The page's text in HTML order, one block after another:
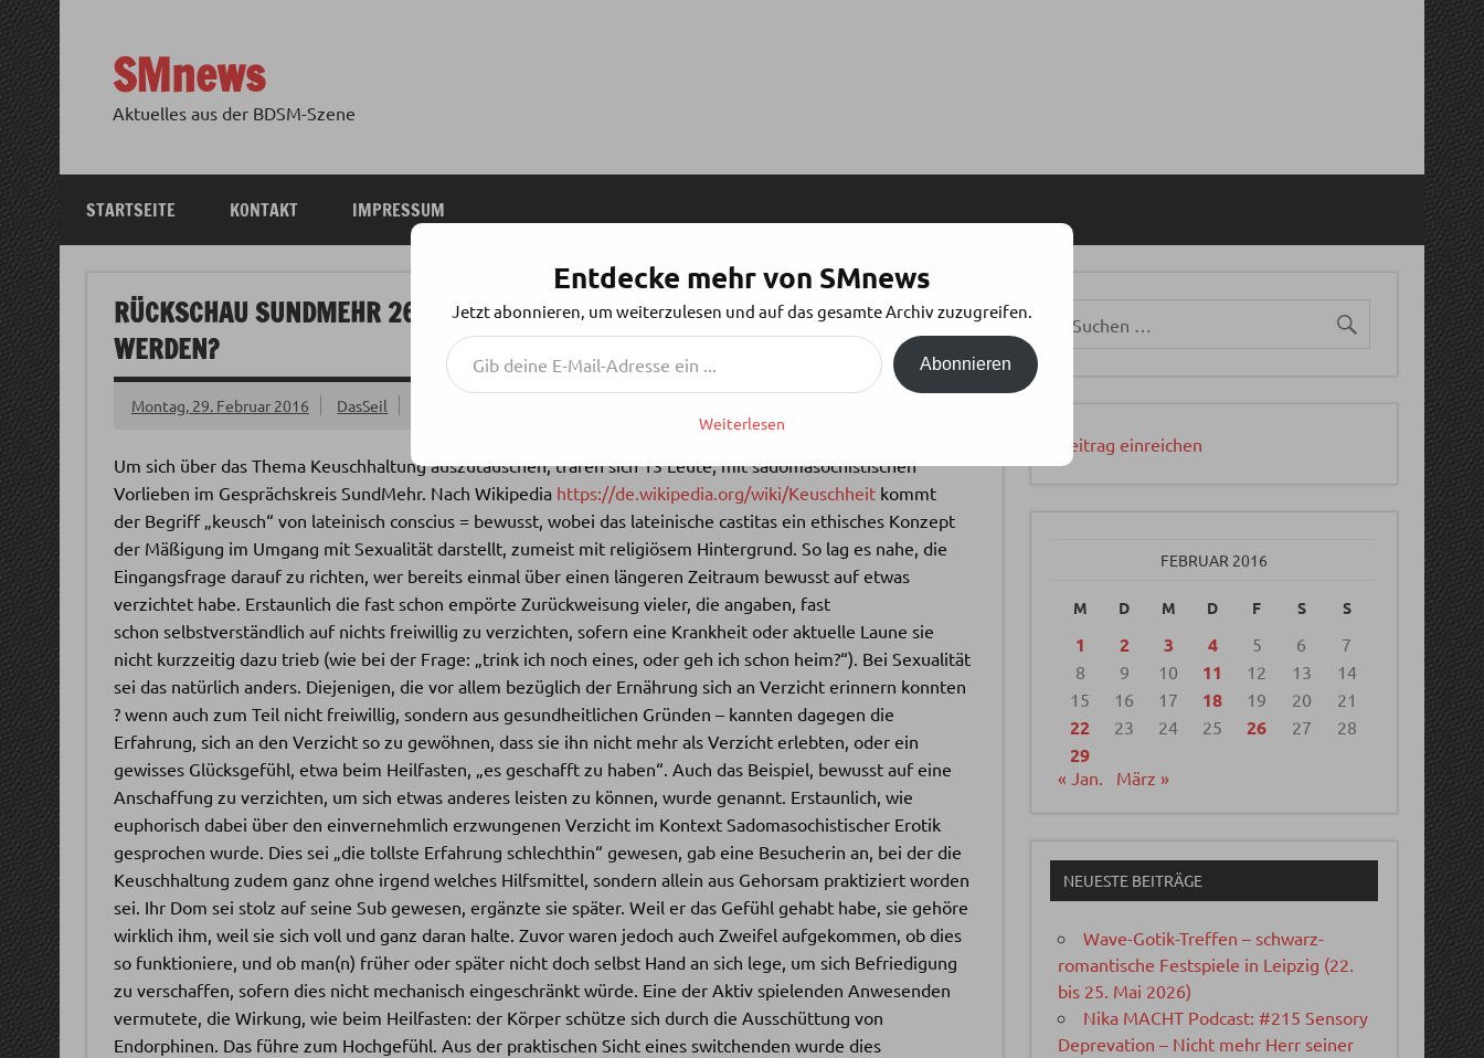
Zum
Inhalt
springen
SMnews
Aktuelles aus der BDSM-Szene
STARTSEITE KONTAKT IMPRESSUM
RÜCKSCHAU SUNDMEHR 26.02.16 – KEUSCHHALTUNG ODER -GEHALTEN
WERDEN?
Montag, 29. Februar 2016 DasSeil
Um sich über das Thema Keuschhaltung auszutauschen, trafen sich 13 Leute, mit sadomasochistischen
Vorlieben im Gesprächskreis SundMehr. Nach Wikipedia https://de.wikipedia.org/wiki/Keuschheitkommt
der Begriff „keusch“ von lateinisch conscius = bewusst, wobei das lateinische castitas ein ethisches Konzept
der Mäßigung im Umgang mit Sexualität darstellt, zumeist mit religiösem Hintergrund. So lag es nahe, die
Eingangsfrage darauf zu richten, wer bereits einmal über einen längeren Zeitraum bewusst auf etwas
verzichtet habe. Erstaunlich die fast schon empörte Zurückweisung vieler, die angaben, fast
schon selbstverständlich auf nichts freiwillig zu verzichten, sofern eine Krankheit oder aktuelle Laune sie
nicht kurzzeitig dazu trieb (wie bei der Frage: „trink ich noch eines, oder geh ich schon heim?“). Bei Sexualität
sei das natürlich anders. Diejenigen, die vor allem bezüglich der Ernährung sich an Verzicht erinnern konnten
? wenn auch zum Teil nicht freiwillig, sondern aus gesundheitlichen Gründen – kannten dagegen die
Erfahrung, sich an den Verzicht so zu gewöhnen, dass sie ihn nicht mehr als Verzicht erlebten, oder ein
gewisses Glücksgefühl, etwa beim Heilfasten, „es geschafft zu haben“. Auch das Beispiel, bewusst auf eine
Anschaffung zu verzichten, um sich etwas anderes leisten zu können, wurde genannt. Erstaunlich, wie
euphorisch dabei über den einvernehmlich erzwungenen Verzicht im Kontext Sadomasochistischer Erotik
gesprochen wurde. Dies sei „die tollste Erfahrung schlechthin“ gewesen, gab eine Besucherin an, bei der die
Keuschhaltung zudem ganz ohne irgend welches Hilfsmittel, sondern allein aus Gehorsam praktiziert worden
sei. Ihr Dom sei stolz auf seine Sub gewesen, ergänzte sie später. Weil er das Gefühl gehabt habe, sie gehöre
wirklich ihm, weil sie sich voll und ganz daran halte. Zuvor waren jedoch auch Zweifel aufgekommen, ob dies
so funktioniere, und ob man(n) früher oder später nicht doch selbst Hand an sich lege, um sich Befriedigung
zu verschaffen, sofern dies nicht mechanisch eingeschränkt würde. Eine der Aktiv spielenden Anwesenden
vermutete, die Wirkung, wie beim Heilfasten: der Körper schütze sich durch die Ausschüttung von
Endorphinen. Das führe zum Hochgefühl. Aus der praktischen Sicht eines switchenden wurde dies
Beitrag einreichen
FEBRUAR 2016
M D M D F S S
1 2 3 4 5 6
7
8
9 10 11 12 13
14
15
16 17 18 19 20 21
22 23 24 25 26 27 28
29
« Jan. März »
NEUESTE BEITRÄGE
Wave-Gotik-Treffen – schwarz-
romantische Festspiele in Leipzig (22.
bis 25. Mai 2026)
Nika MACHT Podcast: #215 Sensory
Deprevation – Nicht mehr Herr seiner
Entdecke mehr von SMnews
Jetzt abonnieren, um weiterzulesen und auf das gesamte Archiv zuzugreifen.
Gib deine E-Mail-Adresse ein ...
Abonnieren
Weiterlesen